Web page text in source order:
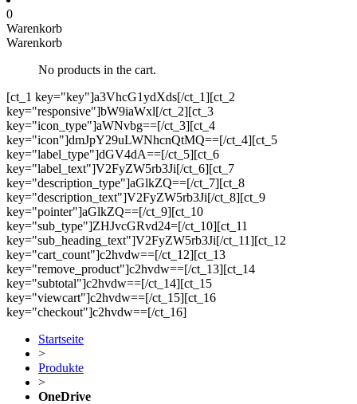
0
Warenkorb
Warenkorb
No products in the cart.
[ct_1 key="key"]a3VhcG1ydXds[/ct_1][ct_2
key="responsive"]bW9iaWxl[/ct_2][ct_3
key="icon_type"]aWNvbg==[/ct_3][ct_4
key="icon"]dmJpY29uLWNhcnQtMQ==[/ct_4][ct_5
key="label_type"]dGV4dA==[/ct_5][ct_6
key="label_text"]V2FyZW5rb3Ji[/ct_6][ct_7
key="description_type"]aGlkZQ==[/ct_7][ct_8
key="description_text"]V2FyZW5rb3Ji[/ct_8][ct_9
key="pointer"]aGlkZQ==[/ct_9][ct_10
key="sub_type"]ZHJvcGRvd24=[/ct_10][ct_11
key="sub_heading_text"]V2FyZW5rb3Ji[/ct_11][ct_12
key="cart_count"]c2hvdw==[/ct_12][ct_13
key="remove_product"]c2hvdw==[/ct_13][ct_14
key="subtotal"]c2hvdw==[/ct_14][ct_15
key="viewcart"]c2hvdw==[/ct_15][ct_16
key="checkout"]c2hvdw==[/ct_16]
Startseite
>
Produkte
>
OneDrive